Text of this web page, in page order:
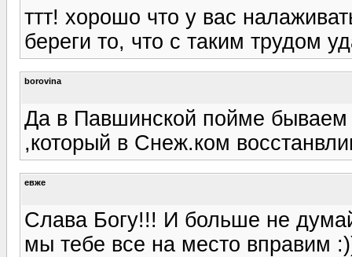
ттт! хорошо что у вас
береги то, что с таким трудом
borovina
Да в Павшинской пойме бываем
,который в Снеж.ком
евже
Слава Богу!!! И больше не
мы тебе все на место вправим